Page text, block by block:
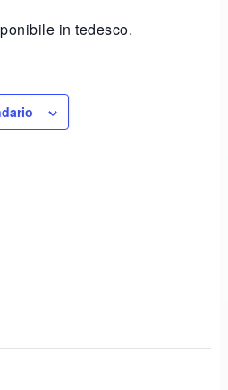
in tedesco.